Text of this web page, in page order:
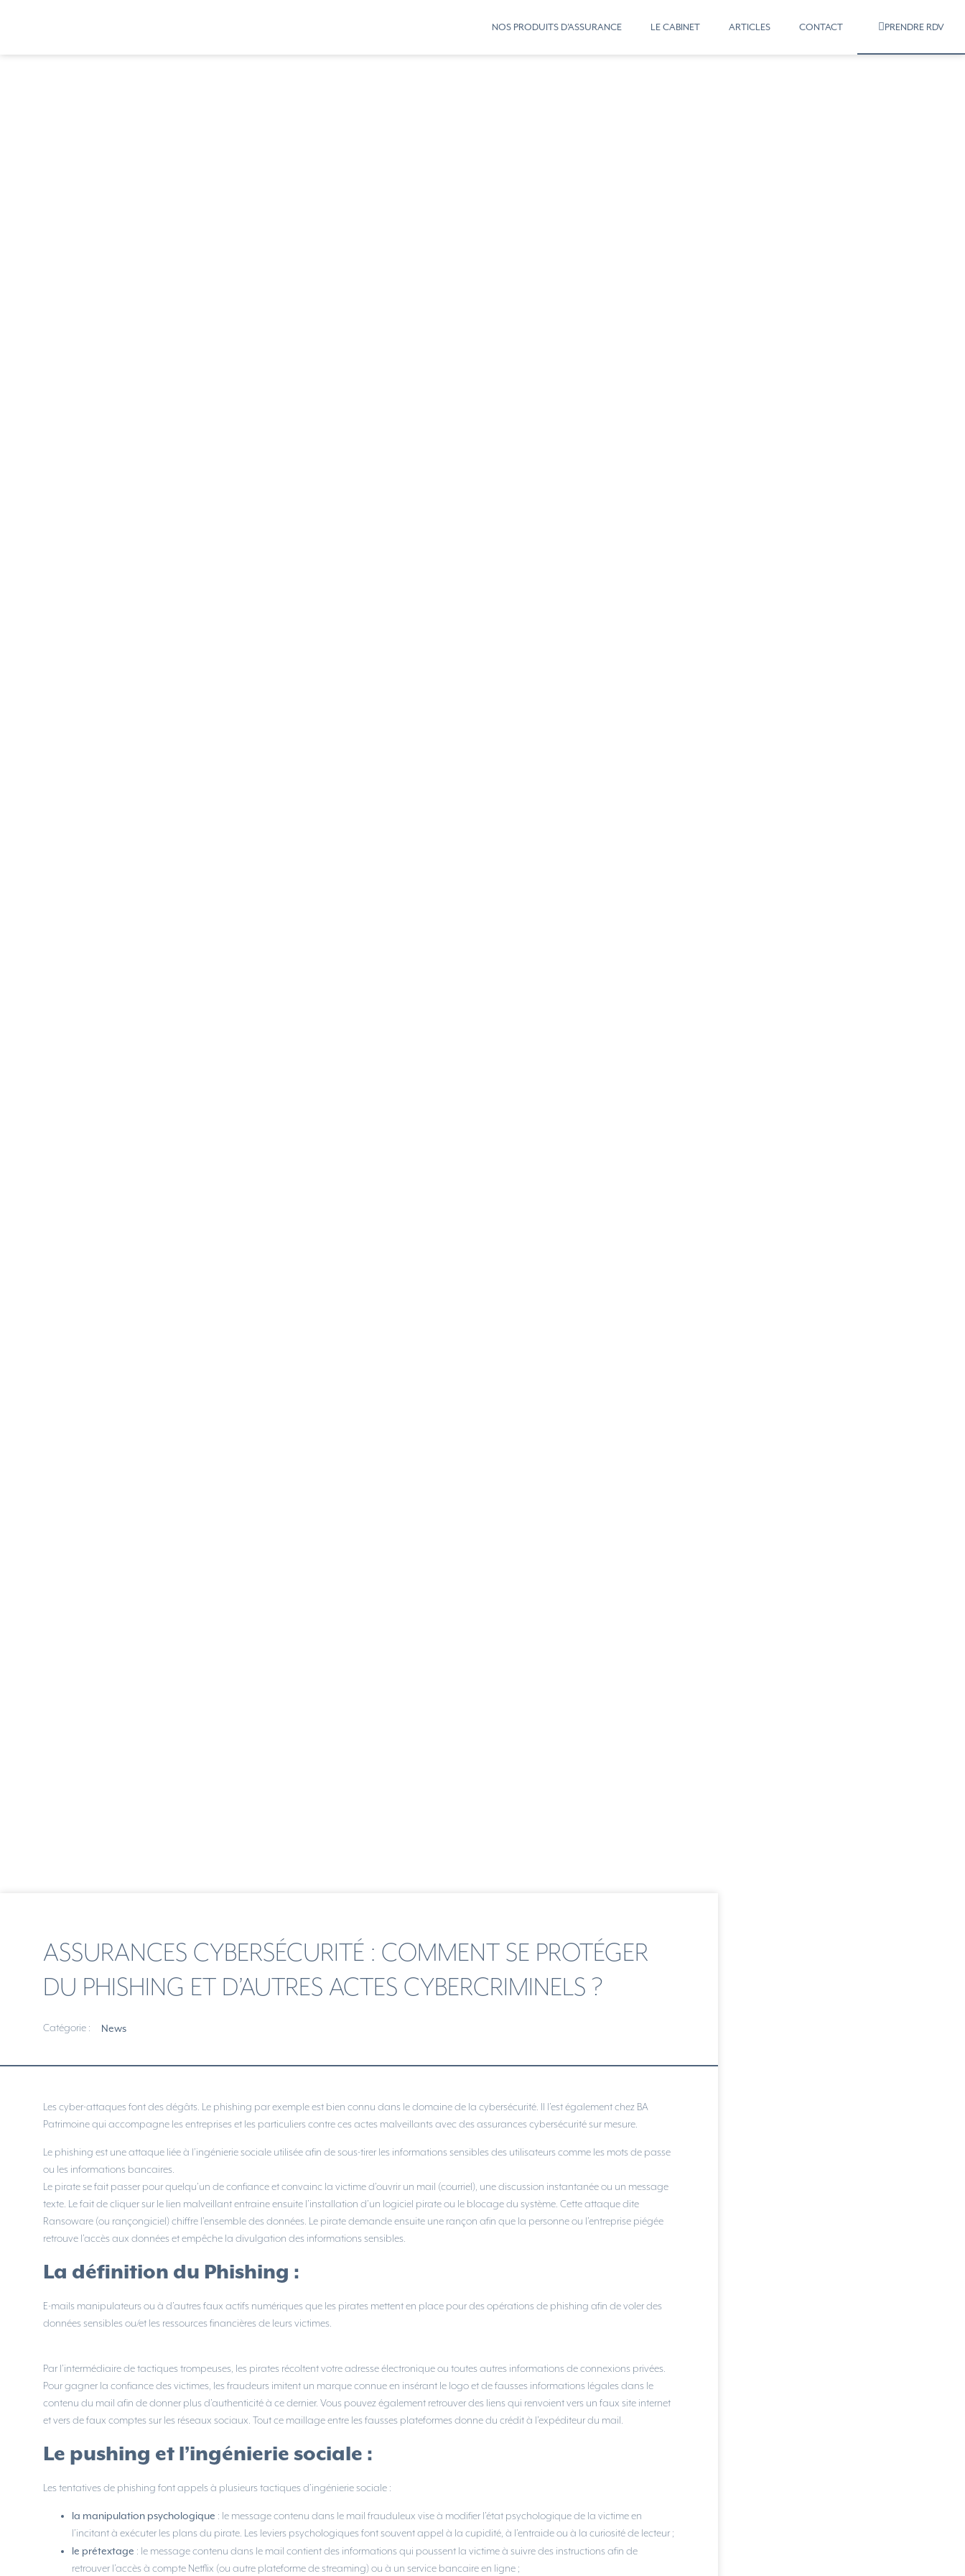
NOS PRODUITS D’ASSURANCE LE CABINET ARTICLES CONTACT PRENDRE RDV
ASSURANCES CYBERSÉCURITÉ : COMMENT SE PROTÉGER
DU PHISHING ET D’AUTRES ACTES CYBERCRIMINELS ?
Catégorie : News
Les cyber-attaques font des dégâts. Le phishing par exemple est bien connu dans le domaine de la cybersécurité. Il l’est également chez BA
Patrimoine qui accompagne les entreprises et les particuliers contre ces actes malveillants avec des assurances cybersécurité sur mesure.
Le phishing est une attaque liée à l’ingénierie sociale utilisée afin de sous-tirer les informations sensibles des utilisateurs comme les mots de passe
ou les informations bancaires.
Le pirate se fait passer pour quelqu’un de confiance et convainc la victime d’ouvrir un mail (courriel), une discussion instantanée ou un message
texte. Le fait de cliquer sur le lien malveillant entraine ensuite l’installation d’un logiciel pirate ou le blocage du système. Cette attaque dite
Ransoware (ou rançongiciel) chiffre l’ensemble des données. Le pirate demande ensuite une rançon afin que la personne ou l’entreprise piégée
retrouve l’accès aux données et empêche la divulgation des informations sensibles.
La définition du Phishing :
E-mails manipulateurs ou à d’autres faux actifs numériques que les pirates mettent en place pour des opérations de phishing afin de voler des
données sensibles ou/et les ressources financières de leurs victimes.
Par l’intermédiaire de tactiques trompeuses, les pirates récoltent votre adresse électronique ou toutes autres informations de connexions privées.
Pour gagner la confiance des victimes, les fraudeurs imitent un marque connue en insérant le logo et de fausses informations légales dans le
contenu du mail afin de donner plus d’authenticité à ce dernier. Vous pouvez également retrouver des liens qui renvoient vers un faux site internet
et vers de faux comptes sur les réseaux sociaux. Tout ce maillage entre les fausses plateformes donne du crédit à l’expéditeur du mail.
Le pushing et l’ingénierie sociale :
Les tentatives de phishing font appels à plusieurs tactiques d’ingénierie sociale :
la manipulation psychologique : le message contenu dans le mail frauduleux vise à modifier l’état psychologique de la victime en
l’incitant à exécuter les plans du pirate. Les leviers psychologiques font souvent appel à la cupidité, à l’entraide ou à la curiosité de lecteur ;
le prétextage : le message contenu dans le mail contient des informations qui poussent la victime à suivre des instructions afin de
retrouver l’accès à compte Netflix (ou autre plateforme de streaming) ou à un service bancaire en ligne ;